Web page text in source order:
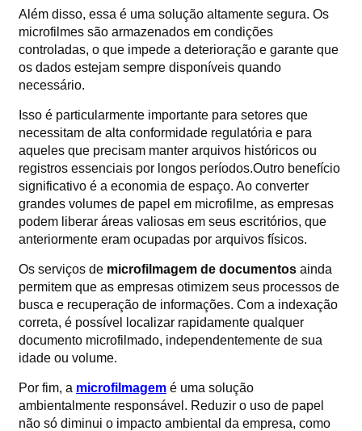
Além disso, essa é uma solução altamente segura. Os
microfilmes são armazenados em condições
controladas, o que impede a deterioração e garante que
os dados estejam sempre disponíveis quando
necessário.
Isso é particularmente importante para setores que
necessitam de alta conformidade regulatória e para
aqueles que precisam manter arquivos históricos ou
registros essenciais por longos períodos.Outro benefício
significativo é a economia de espaço. Ao converter
grandes volumes de papel em microfilme, as empresas
podem liberar áreas valiosas em seus escritórios, que
anteriormente eram ocupadas por arquivos físicos.
Os serviços de microfilmagem de documentos ainda
permitem que as empresas otimizem seus processos de
busca e recuperação de informações. Com a indexação
correta, é possível localizar rapidamente qualquer
documento microfilmado, independentemente de sua
idade ou volume.
Por fim, a microfilmagem é uma solução
ambientalmente responsável. Reduzir o uso de papel
não só diminui o impacto ambiental da empresa, como